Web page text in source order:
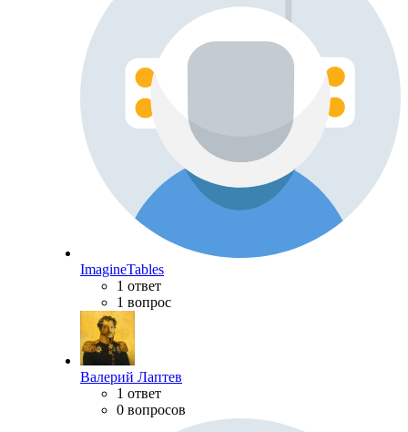
ImagineTables
1 ответ
1 вопрос
Валерий Лаптев
1 ответ
0 вопросов